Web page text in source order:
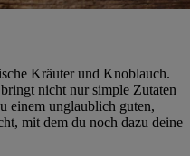
Kräuter und Knoblauch.
nicht nur simple Zutaten
einem unglaublich guten,
mit dem du noch dazu deine